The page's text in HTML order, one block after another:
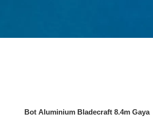
Bot Aluminium Bladecraft 8.4m Gaya